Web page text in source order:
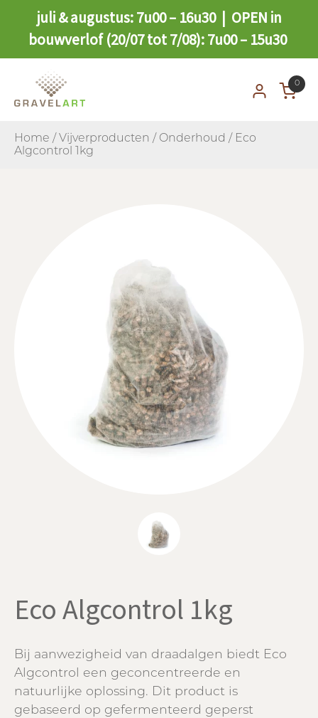
juli & augustus: 7u00 – 16u30 | OPEN in
bouwverlof (20/07 tot 7/08): 7u00 – 15u30
0
Home / Vijverproducten / Onderhoud / Eco
Algcontrol 1kg
Eco Algcontrol 1kg
Bij aanwezigheid van draadalgen biedt Eco
Algcontrol een geconcentreerde en
natuurlijke oplossing. Dit product is
gebaseerd op gefermenteerd geperst